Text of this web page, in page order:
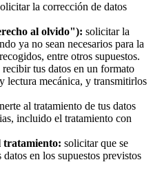
la corrección de datos
al olvido"): solicitar la
ya no sean necesarios para la
entre otros supuestos.
recibir tus datos en un formato
lectura mecánica, y transmitirlos
al tratamiento de tus datos
incluido el tratamiento con
tratamiento: solicitar que se
en los supuestos previstos